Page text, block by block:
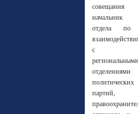
совещания
начальник
отдела по
с
отделениями
политических
партий,